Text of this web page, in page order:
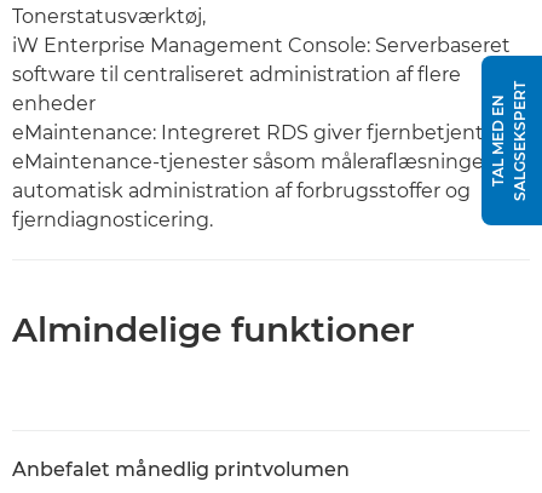
Tonerstatusværktøj,
iW Enterprise Management Console: Serverbaseret
software til centraliseret administration af flere
enheder
eMaintenance: Integreret RDS giver fjernbetjente
eMaintenance-tjenester såsom måleraflæsninger,
automatisk administration af forbrugsstoffer og
fjerndiagnosticering.
Almindelige funktioner
Anbefalet månedlig printvolumen
T
A
L
M
E
D
E
N
S
A
L
G
S
E
K
S
P
E
RT